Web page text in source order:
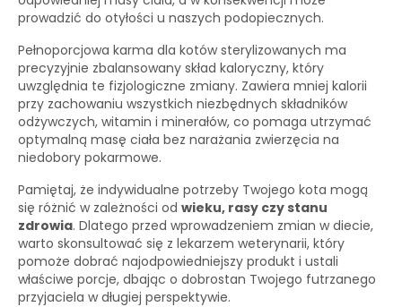
prowadzić do otyłości u naszych podopiecznych.
Pełnoporcjowa karma dla kotów sterylizowanych ma
precyzyjnie zbalansowany skład kaloryczny, który
uwzględnia te fizjologiczne zmiany. Zawiera mniej kalorii
przy zachowaniu wszystkich niezbędnych składników
odżywczych, witamin i minerałów, co pomaga utrzymać
optymalną masę ciała bez narażania zwierzęcia na
niedobory pokarmowe.
Pamiętaj, że indywidualne potrzeby Twojego kota mogą
się różnić w zależności od wieku, rasy czy stanu
zdrowia. Dlatego przed wprowadzeniem zmian w diecie,
warto skonsultować się z lekarzem weterynarii, który
pomoże dobrać najodpowiedniejszy produkt i ustali
właściwe porcje, dbając o dobrostan Twojego futrzanego
przyjaciela w długiej perspektywie.